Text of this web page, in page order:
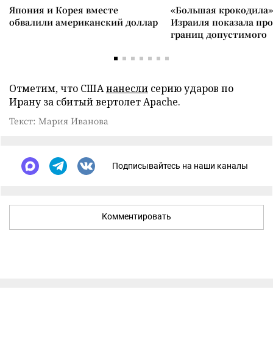
Япония и Корея вместе
обвалили американский доллар
«Большая
Израиля показала
границ допустимого
Отметим, что СШАнанесли серию ударов по
Ирану за сбитый вертолет Apache.
Текст: Мария Иванова
Подписывайтесь на наши каналы
Комментировать